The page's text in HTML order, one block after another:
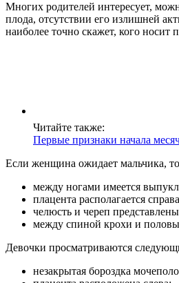
Многих родителей интересует,
плода, отсутствии его излишней
наиболее точно скажет, кого
Читайте также:
Первые признаки начала
Если женщина ожидает мальчика,
между ногами имеется
плацента располагается
челюсть и череп
между спиной крохи и
Девочки просматриваются
незакрытая бороздка